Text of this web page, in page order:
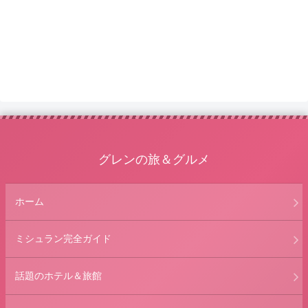
グレンの旅＆グルメ
ホーム
ミシュラン完全ガイド
話題のホテル＆旅館